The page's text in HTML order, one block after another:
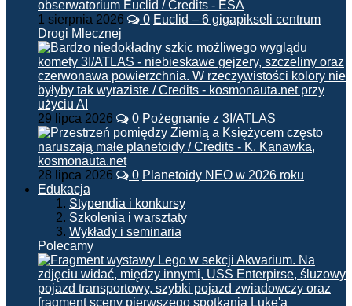
1 sierpnia 2026 0 Euclid – 6 gigapikseli centrum
Drogi Mlecznej
29 lipca 2026 0 Pożegnanie z 3I/ATLAS
28 lipca 2026 0 Planetoidy NEO w 2026 roku
Edukacja
Stypendia i konkursy
Szkolenia i warsztaty
Wykłady i seminaria
Polecamy